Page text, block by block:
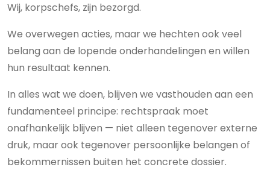
Wij, korpschefs, zijn bezorgd.
We overwegen acties, maar we hechten ook veel
belang aan de lopende onderhandelingen en willen
hun resultaat kennen.
In alles wat we doen, blijven we vasthouden aan een
fundamenteel principe: rechtspraak moet
onafhankelijk blijven — niet alleen tegenover externe
druk, maar ook tegenover persoonlijke belangen of
bekommernissen buiten het concrete dossier.